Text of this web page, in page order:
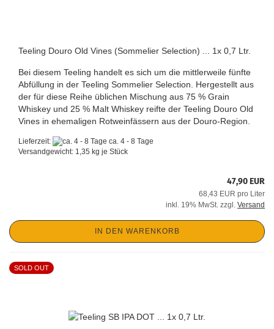
Teeling Douro Old Vines (Sommelier Selection) ... 1x 0,7 Ltr.
Bei diesem Teeling handelt es sich um die mittlerweile fünfte
Abfüllung in der Teeling Sommelier Selection. Hergestellt aus
der für diese Reihe üblichen Mischung aus 75 % Grain
Whiskey und 25 % Malt Whiskey reifte der Teeling Douro Old
Vines in ehemaligen Rotweinfässern aus der Douro-Region.
Lieferzeit:
ca. 4 - 8 Tage
Versandgewicht: 1,35 kg je Stück
47,90 EUR
68,43 EUR pro Liter
inkl. 19% MwSt. zzgl. Versand
IN DEN WARENKORB
SOLD OUT